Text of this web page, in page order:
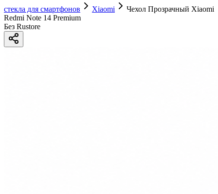
стекла для смартфонов
Xiaomi
Чехол Прозрачный Xiaomi
Redmi Note 14 Premium
Без Rustore